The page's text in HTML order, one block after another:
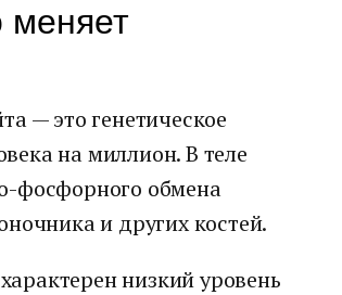
— это генетическое
на миллион. В теле
фосфорного обмена
и других костей.
низкий уровень